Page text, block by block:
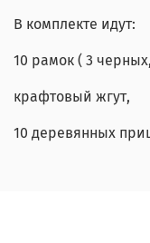
В комплекте идут:
10 рамок ( 3
крафтовый жгут,
10 деревянных